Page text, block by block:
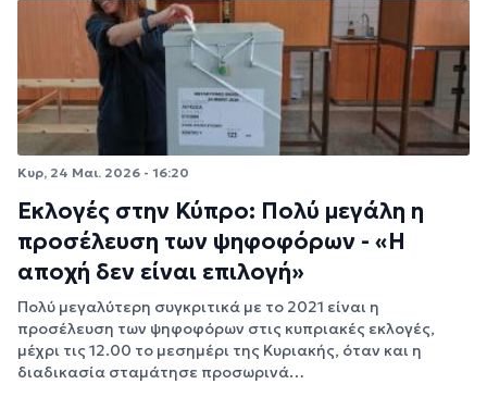
Κυρ, 24 Μαι. 2026 - 16:20
Εκλογές στην Κύπρο: Πολύ μεγάλη η
προσέλευση των ψηφοφόρων - «Η
αποχή δεν είναι επιλογή»
Πολύ μεγαλύτερη συγκριτικά με το 2021 είναι η
προσέλευση των ψηφοφόρων στις κυπριακές εκλογές,
μέχρι τις 12.00 το μεσημέρι της Κυριακής, όταν και η
διαδικασία σταμάτησε προσωρινά…